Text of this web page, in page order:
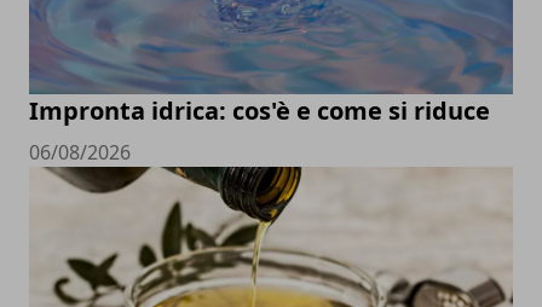
Impronta idrica: cos'è e come si riduce
06/08/2026